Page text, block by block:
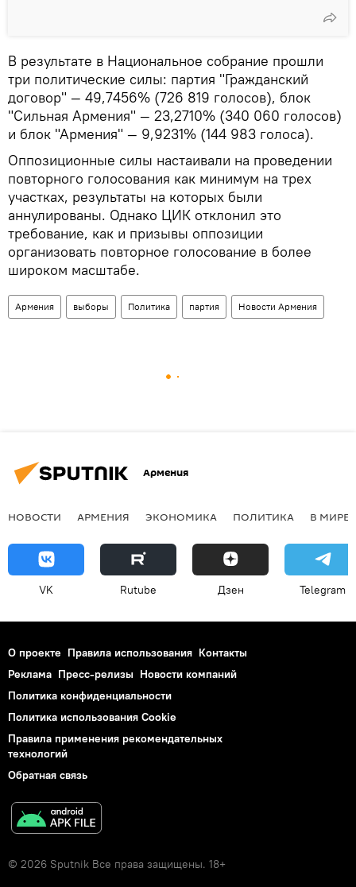
В результате в Национальное собрание прошли
три политические силы: партия "Гражданский
договор" — 49,7456% (726 819 голосов), блок
"Сильная Армения" — 23,2710% (340 060 голосов)
и блок "Армения" — 9,9231% (144 983 голоса).
Оппозиционные силы настаивали на проведении
повторного голосования как минимум на трех
участках, результаты на которых были
аннулированы. Однако ЦИК отклонил это
требование, как и призывы оппозиции
организовать повторное голосование в более
широком масштабе.
Армения выборы Политика партия Новости Армения
Армения
НОВОСТИ АРМЕНИЯ ЭКОНОМИКА ПОЛИТИКА В МИРЕ
VK Rutube Дзен Telegram
О проекте Правила использования Контакты
Реклама Пресс-релизы Новости компаний
Политика конфиденциальности
Политика использования Cookie
Правила применения рекомендательных
технологий
Обратная связь
© 2026 Sputnik Все права защищены. 18+